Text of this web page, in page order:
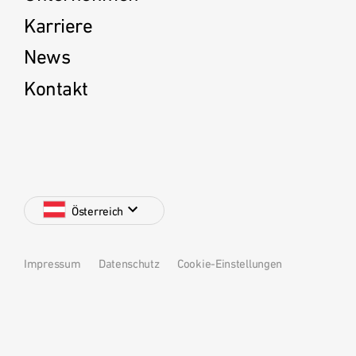
Karriere
News
Kontakt
Österreich
Impressum Datenschutz Cookie-Einstellungen